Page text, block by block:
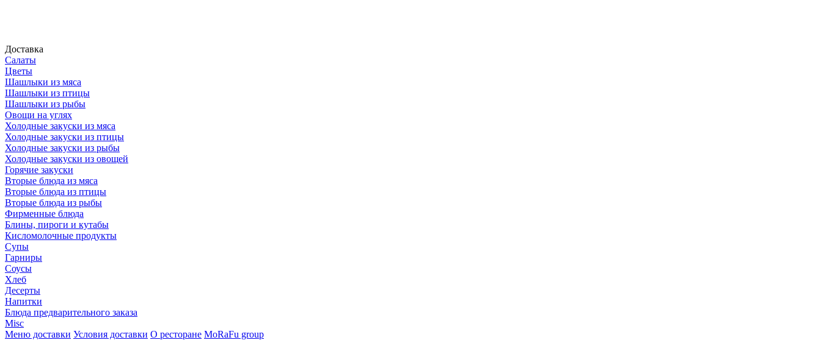
Доставка
Салаты
Цветы
Шашлыки из мяса
Шашлыки из птицы
Шашлыки из рыбы
Овощи на углях
Холодные закуски из мяса
Холодные закуски из птицы
Холодные закуски из рыбы
Холодные закуски из овощей
Горячие закуски
Вторые блюда из мяса
Вторые блюда из птицы
Вторые блюда из рыбы
Фирменные блюда
Блины, пироги и кутабы
Кисломолочные продукты
Супы
Гарниры
Соусы
Хлеб
Десерты
Напитки
Блюда предварительного заказа
Misc
Меню доставки Условия доставки О ресторане MoRaFu group